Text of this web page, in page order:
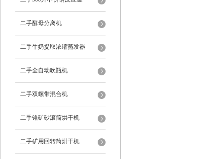
二手酵母分离机
二手牛奶提取浓缩蒸发器
二手全自动吹瓶机
二手双螺带混合机
二手铬矿砂滚筒烘干机
二手矿用回转筒烘干机